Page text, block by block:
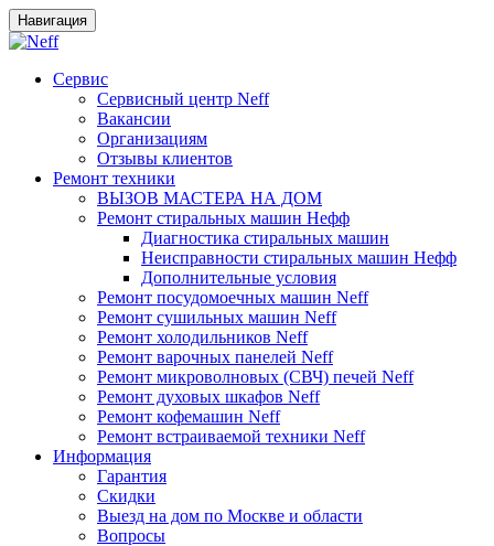
Навигация
Сервис
Сервисный центр Neff
Вакансии
Организациям
Отзывы клиентов
Ремонт техники
ВЫЗОВ МАСТЕРА НА ДОМ
Ремонт стиральных машин Нефф
Диагностика стиральных машин
Неисправности стиральных машин Нефф
Дополнительные условия
Ремонт посудомоечных машин Neff
Ремонт сушильных машин Neff
Ремонт холодильников Neff
Ремонт варочных панелей Neff
Ремонт микроволновых (СВЧ) печей Neff
Ремонт духовых шкафов Neff
Ремонт кофемашин Neff
Ремонт встраиваемой техники Neff
Информация
Гарантия
Скидки
Выезд на дом по Москве и области
Вопросы